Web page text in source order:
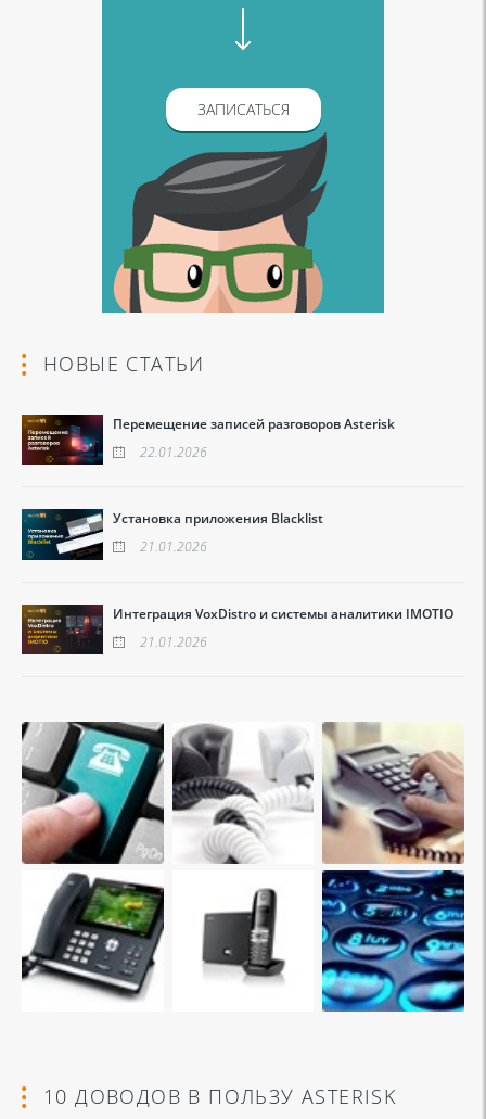
ЗАПИСАТЬСЯ
НОВЫЕ СТАТЬИ
Перемещение записей разговоров Asterisk
22.01.2026
Установка приложения Blacklist
21.01.2026
Интеграция VoxDistro и системы аналитики IMOTIO
21.01.2026
10 ДОВОДОВ В ПОЛЬЗУ ASTERISK